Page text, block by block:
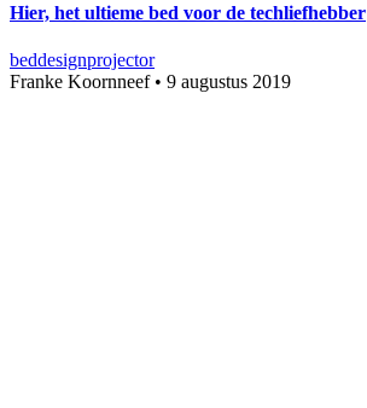
Hier, het ultieme bed voor de techliefhebber
beddesignprojector
Franke Koornneef• 9 augustus 2019